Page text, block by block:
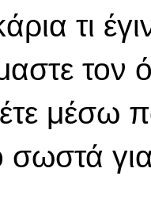
τι
τον
μέσω